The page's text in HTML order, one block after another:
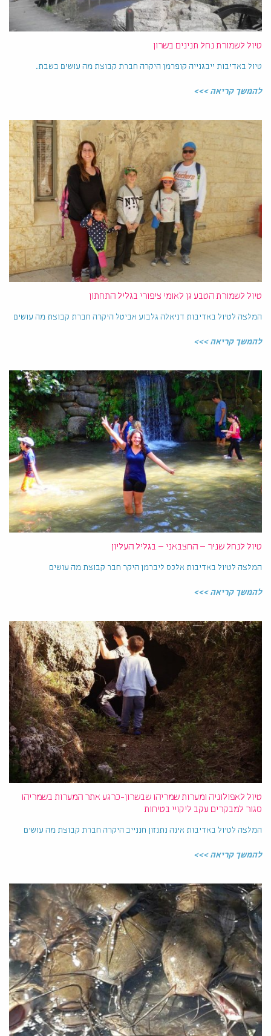
טיול לשמורת נחל תנינים בשרון
טיול באדיבות ייבגנייה קופרמן היקרה חברת קבוצת מה עושים בשבת.
להמשך קריאה >>>
טיול לשמורת הטבע גן לאומי ציפורי בגליל התחתון
המלצה לטיול באדיבות דניאלה גלבוע אביטל היקרה חברת קבוצת מה עושים
להמשך קריאה >>>
טיול לנחל שניר – החצבאני – בגליל העליון
המלצה לטיול באדיבות אלכס ליברמן היקר חבר קבוצת מה עושים
להמשך קריאה >>>
טיול לאפולוניה ומערות שמריהו שבשרון-כרגע אתר המערות בשמריהו
סגור למבקרים עקב ליקויי בטיחות
המלצה לטיול באדיבות אינה נתנזון חננייב היקרה חברת קבוצת מה עושים
להמשך קריאה >>>